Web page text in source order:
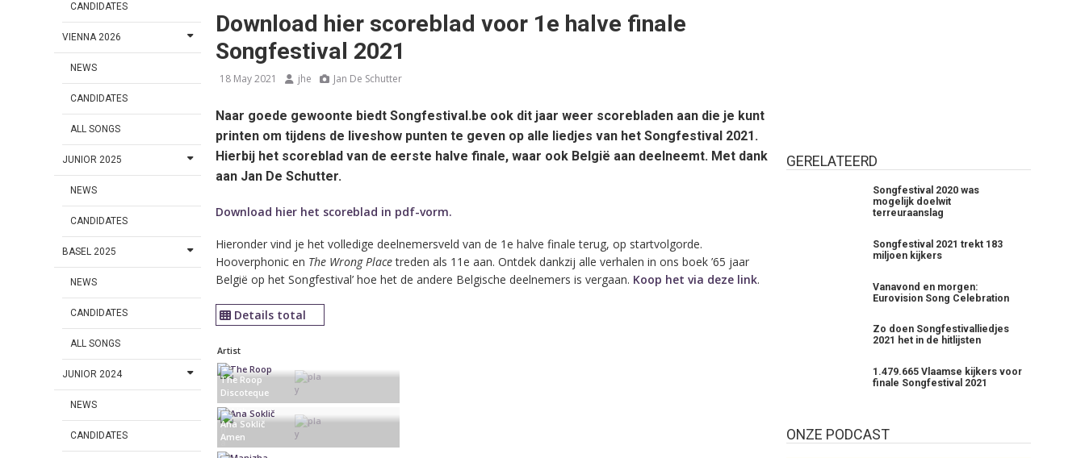
CANDIDATES
VIENNA 2026
NEWS
CANDIDATES
ALL SONGS
JUNIOR 2025
NEWS
CANDIDATES
BASEL 2025
NEWS
CANDIDATES
ALL SONGS
JUNIOR 2024
NEWS
CANDIDATES
Download hier scoreblad voor 1e halve finale
Songfestival 2021
18 May 2021 jhe Jan De Schutter
Naar goede gewoonte biedt Songfestival.be ook dit jaar weer scorebladen aan die je kunt
printen om tijdens de liveshow punten te geven op alle liedjes van het Songfestival 2021.
Hierbij het scoreblad van de eerste halve finale, waar ook België aan deelneemt. Met dank
aan Jan De Schutter.
Download hier het scoreblad in pdf-vorm.
Hieronder vind je het volledige deelnemersveld van de 1e halve finale terug, op startvolgorde.
Hooverphonic en The Wrong Placetreden als 11e aan. Ontdek dankzij alle verhalen in ons boek ’65 jaar
België op het Songfestival’ hoe het de andere Belgische deelnemers is vergaan. Koop het via deze link.
Details total
Artist
Lithuania
The Roop
Discoteque
Ana Soklič
Amen
GERELATEERD
Songfestival 2020 was
mogelijk doelwit
terreuraanslag
Songfestival 2021 trekt 183
miljoen kijkers
Vanavond en morgen:
Eurovision Song Celebration
Zo doen Songfestivalliedjes
2021 het in de hitlijsten
1.479.665 Vlaamse kijkers voor
finale Songfestival 2021
ONZE PODCAST